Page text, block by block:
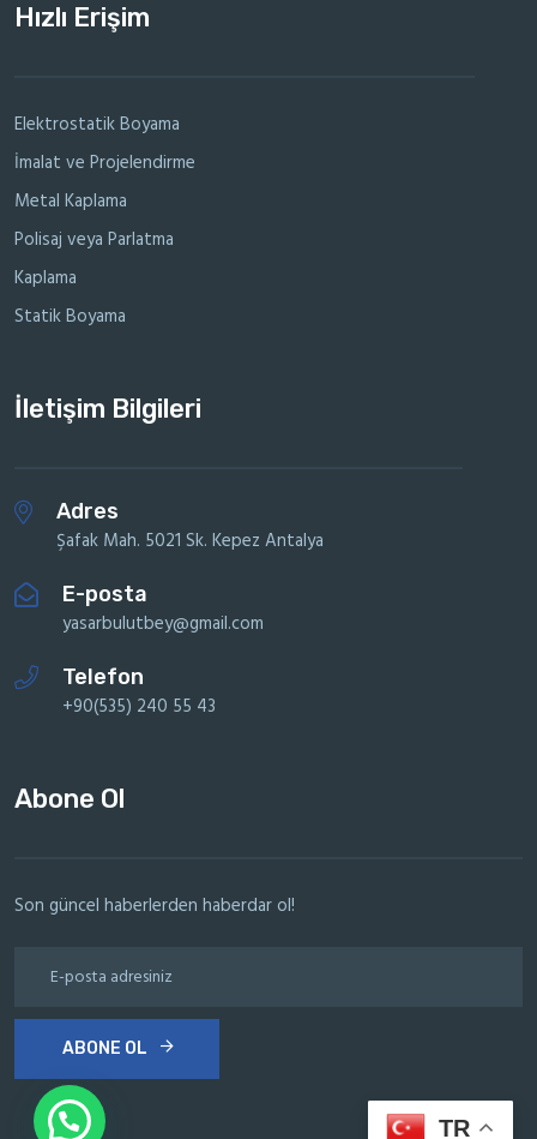
Hızlı Erişim
Elektrostatik Boyama
İmalat ve Projelendirme
Metal Kaplama
Polisaj veya Parlatma
Kaplama
Statik Boyama
İletişim Bilgileri
Adres
Şafak Mah. 5021 Sk. Kepez Antalya
E-posta
yasarbulutbey@gmail.com
Telefon
+90(535) 240 55 43
Abone Ol
Son güncel haberlerden haberdar ol!
ABONE OL
TR